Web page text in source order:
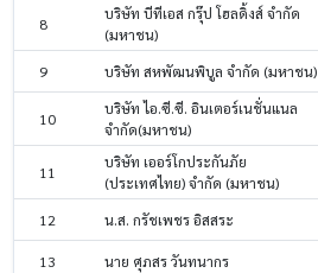
8
บริษัท บีทีเอส กรุ๊ป โฮลดิ้งส์ จำกัด
(มหาชน)
9 บริษัท สหพัฒนพิบูล จำกัด (มหาชน)
10
บริษัท ไอ.ซี.ซี. อินเตอร์เนชั่นแนล
จำกัด(มหาชน)
11
บริษัท เออร์โกประกันภัย
(ประเทศไทย) จำกัด (มหาชน)
12 น.ส. กรัชเพชร อิสสระ
13 นาย ศุภสร วันทนากร